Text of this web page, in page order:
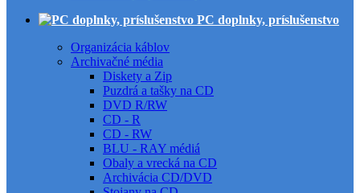
PC doplnky, príslušenstvo
Organizácia káblov
Archivačné média
Diskety a Zip
Puzdrá a tašky na CD
DVD R/RW
CD - R
CD - RW
BLU - RAY médiá
Obaly a vrecká na CD
Archivácia CD/DVD